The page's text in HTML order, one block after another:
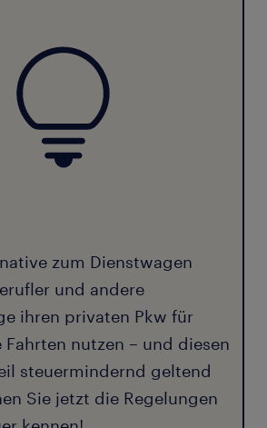
zum Dienstwagen
und andere
ihren privaten Pkw für
nutzen – und diesen
steuermindernd geltend
Sie jetzt die Regelungen